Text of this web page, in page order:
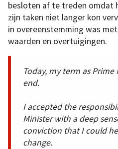
besloten af te treden omdat
zijn taken niet langer kon
in overeenstemming was
waarden en overtuigingen.
Today, my term as
end.
I accepted the
Minister with a deep
conviction that I could
change.